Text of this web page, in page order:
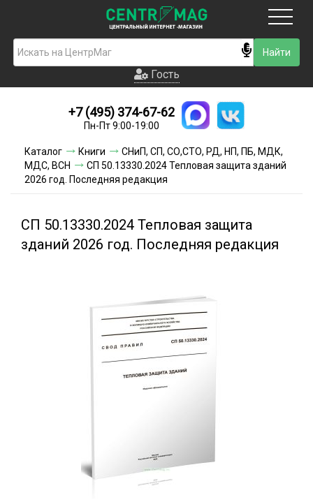
Гость
Новинки
Условия доставки
Условия оплаты
Акции и скидки
Гость
+7 (495) 374-67-62
Пн-Пт 9:00-19:00
Каталог Книги
СНиП, СП, СО,СТО, РД, НП, ПБ, МДК,
МДС, ВСН
СП 50.13330.2024 Тепловая защита зданий
2026 год. Последняя редакция
СП 50.13330.2024 Тепловая защита
зданий 2026 год. Последняя редакция